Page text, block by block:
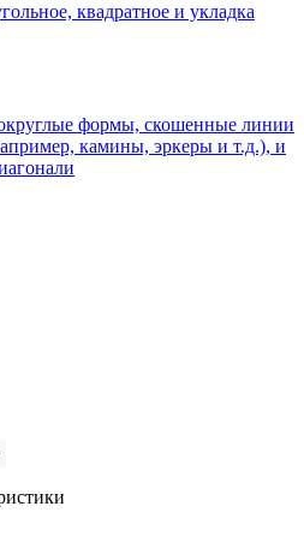
квадратное и укладка
формы, скошенные линии
камины, эркеры и т.д.), и